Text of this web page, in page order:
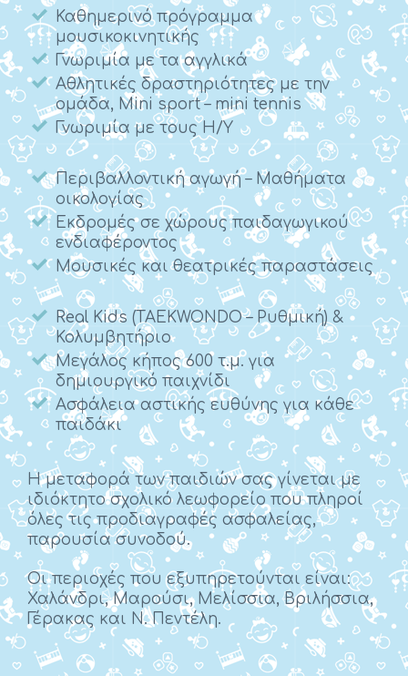
Καθημερινό πρόγραμμα
μουσικοκινητικής
Γνωριμία με τα αγγλικά
Αθλητικές δραστηριότητες με την
ομάδα, Mini sport – mini tennis
Γνωριμία με τους Η/Υ
Περιβαλλοντική αγωγή – Μαθήματα
οικολογίας
Εκδρομές σε χώρους παιδαγωγικού
ενδιαφέροντος
Μουσικές και θεατρικές παραστάσεις
Real Kids (TAEKWONDO – Ρυθμική) &
Κολυμβητήριο
Μεγάλος κήπος 600 τ.μ. για
δημιουργικό παιχνίδι
Ασφάλεια αστικής ευθύνης για κάθε
παιδάκι
Η μεταφορά των παιδιών σας γίνεται με
ιδιόκτητο σχολικό λεωφορείο που πληροί
όλες τις προδιαγραφές ασφαλείας,
παρουσία συνοδού.
Οι περιοχές που εξυπηρετούνται είναι:
Χαλάνδρι, Μαρούσι, Μελίσσια, Βριλήσσια,
Γέρακας και Ν. Πεντέλη.